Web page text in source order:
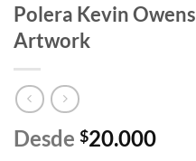
Polera Kevin
Artwork
Desde $20.000